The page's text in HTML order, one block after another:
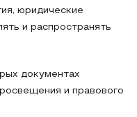
юридические
и распространять
документах
и правового